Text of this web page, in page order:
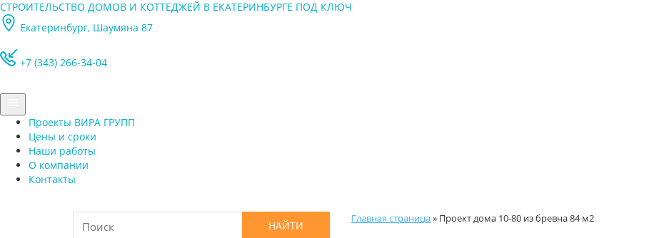
СТРОИТЕЛЬСТВО ДОМОВ И КОТТЕДЖЕЙ В ЕКАТЕРИНБУРГЕ ПОД КЛЮЧ
Екатеринбург, Шаумяна 87
+7 (343) 266-34-04
Проекты ВИРА ГРУПП
Цены и сроки
Наши работы
О компании
Контакты
Главная страница» Проект дома 10-80 из бревна 84 м2